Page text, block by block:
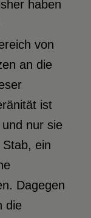
haben
von
an die
ist
nur sie
ein
Dagegen
die